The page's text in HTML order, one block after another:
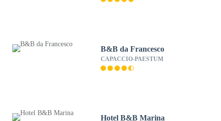
B&B da Francesco
CAPACCIO-PAESTUM
Hotel B&B Marina